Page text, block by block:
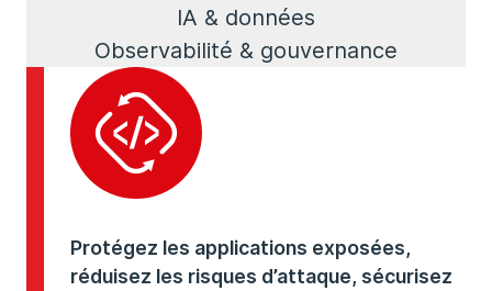
IA & données
Observabilité & gouvernance
Protégez les applications exposées,
réduisez les risques d’attaque, sécurisez